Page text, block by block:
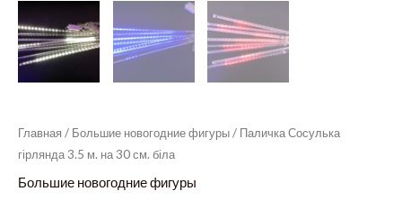
Главная / Большие новогодние фигуры/ Паличка Сосулька
гірлянда 3.5 м. на 30 см. біла
Большие новогодние фигуры